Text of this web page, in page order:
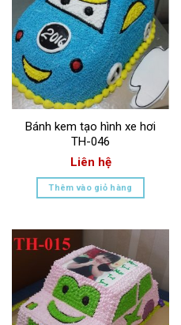
Bánh kem tạo hình xe hơi
TH-046
Liên hệ
Thêm vào giỏ hàng